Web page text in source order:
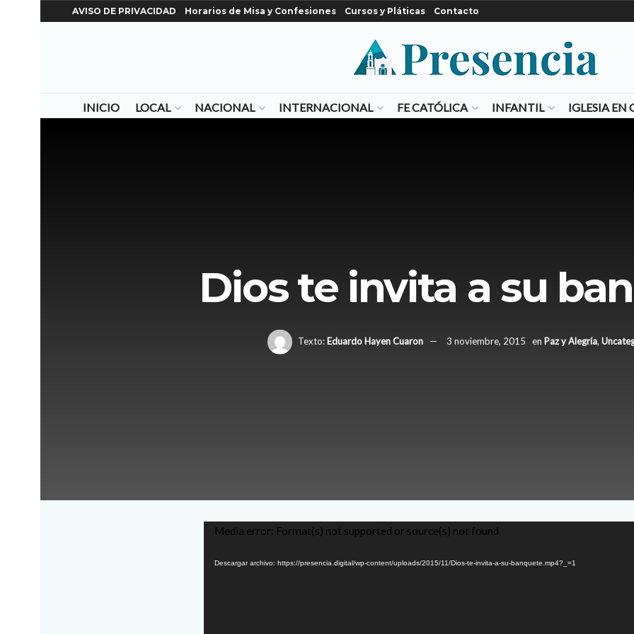
AVISO DE PRIVACIDAD Horarios de Misa y Confesiones Cursos y Pláticas Contacto
INICIO LOCAL NACIONAL INTERNACIONAL FE CATÓLICA INFANTIL IGLESIA
Dios te invita a su
Texto:Eduardo Hayen Cuaron 3 noviembre, 2015 en Paz y Alegría,
Reproductor
vídeo
Media error: Format(s) not supported or source(s) not found
Descargar archivo: https://presencia.digital/wp-content/uploads/2015/11/Dios-te-invita-a-su-banquete.mp4?_=1